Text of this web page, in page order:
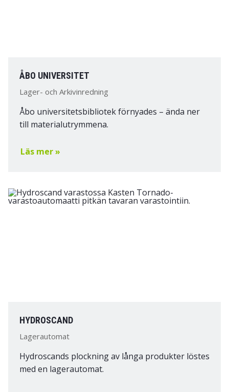
ÅBO UNIVERSITET
Lager- och Arkivinredning
Åbo universitetsbibliotek förnyades – ända ner
till materialutrymmena.
Läs mer »
HYDROSCAND
Lagerautomat
Hydroscands plockning av långa produkter löstes
med en lagerautomat.